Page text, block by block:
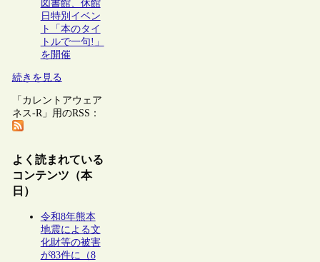
図書館、休館
日特別イベン
ト「本のタイ
トルで一句!」
を開催
続きを見る
「カレントアウェア
ネス-R」用のRSS：
よく読まれている
コンテンツ（本
日）
令和8年熊本
地震による文
化財等の被害
が83件に（8